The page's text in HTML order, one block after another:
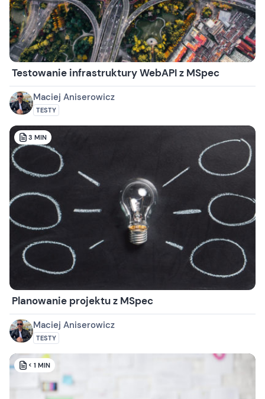
Testowanie infrastruktury WebAPI z MSpec
Maciej Aniserowicz
TESTY
3 MIN
Planowanie projektu z MSpec
Maciej Aniserowicz
TESTY
< 1 MIN